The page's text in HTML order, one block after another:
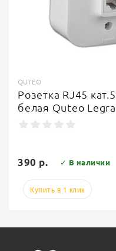
QUTEO
Розетка RJ45
белая Quteo
390 р. ✓ В наличии
Купить в 1 клик